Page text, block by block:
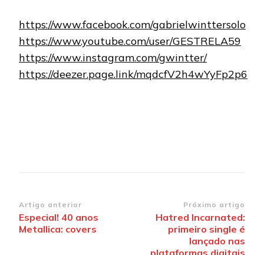
https://www.facebook.com/gabrielwinttersolo
https://www.youtube.com/user/GESTRELA59
https://www.instagram.com/gwintter/
https://deezer.page.link/mqdcfV2h4wYyFp2p6
Navegação
de
Artigo anterior
Especial! 40 anos
Metallica: covers
Próximo artigo
Hatred Incarnated:
primeiro single é
lançado nas
plataformas digitais